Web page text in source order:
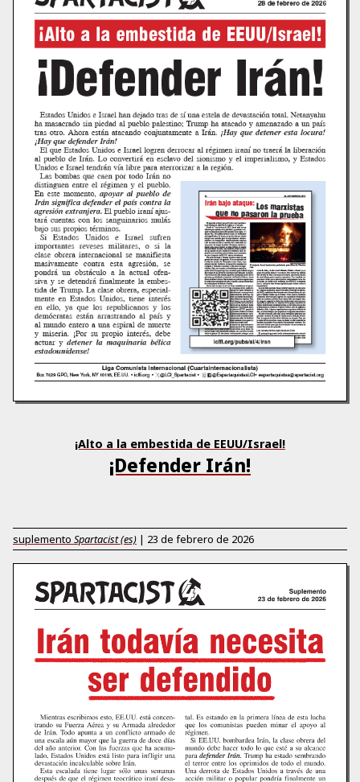
¡Alto a la embestida de EEUU/Israel!
¡Defender Irán!
suplemento Spartacist (es) | 23 de febrero de 2026